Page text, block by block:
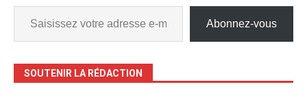
Abonnez-vous
SOUTENIR LA RÉDACTION